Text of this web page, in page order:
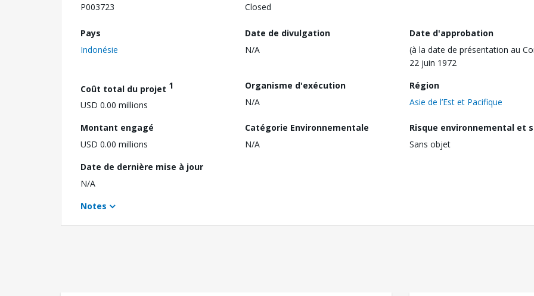
P003723
Closed
Pays
Indonésie
Date de divulgation
N/A
Date d'approbation
(à la date de présentation au
22 juin 1972
Coût total du projet 1
USD 0.00 millions
Organisme d'exécution
N/A
Région
Asie de l’Est et Pacifique
Montant engagé
USD 0.00 millions
Catégorie Environnementale
N/A
Risque environnemental et
Sans objet
Date de dernière mise à jour
N/A
Notes